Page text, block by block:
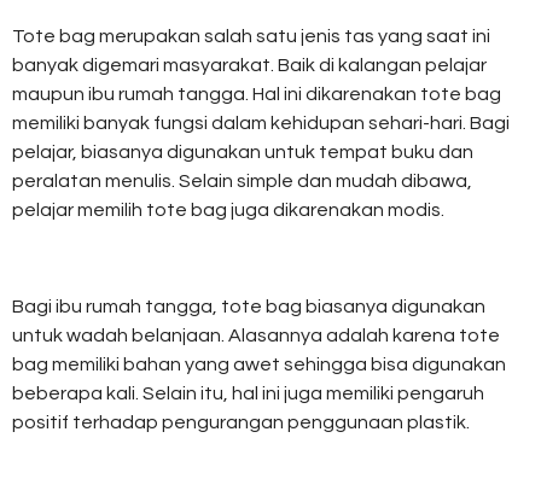
Tote bag merupakan salah satu jenis tas yang saat ini
banyak digemari masyarakat. Baik di kalangan pelajar
maupun ibu rumah tangga. Hal ini dikarenakan tote bag
memiliki banyak fungsi dalam kehidupan sehari-hari. Bagi
pelajar, biasanya digunakan untuk tempat buku dan
peralatan menulis. Selain simple dan mudah dibawa,
pelajar memilih tote bag juga dikarenakan modis.
Bagi ibu rumah tangga, tote bag biasanya digunakan
untuk wadah belanjaan. Alasannya adalah karena tote
bag memiliki bahan yang awet sehingga bisa digunakan
beberapa kali. Selain itu, hal ini juga memiliki pengaruh
positif terhadap pengurangan penggunaan plastik.